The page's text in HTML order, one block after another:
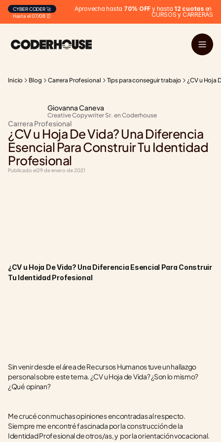
Hasta el 07/08 ⏰
CYBER CODER 🚀 Aprovecha hasta 70% OFF y hasta 12 cuotas en
CURSOS y CARRERAS
Inicio Blog Carrera Profesional Tips para conseguir trabajo ¿CV u Hoja
Giovanna Caneva
Creative Copywriter Sr. en Coderhouse
Carrera Profesional
¿CV u Hoja De Vida? Una Diferencia
Esencial Para Construir Tu Identidad
Profesional
Publicado el29 de enero de 2021
¿CV u Hoja De Vida? Una Diferencia Esencial Para Construir
Tu Identidad Profesional
Sin venir desde el área de Recursos Humanos tuve un hallazgo
personal sobre este tema. ¿CV u Hoja de Vida? ¿Son lo mismo?
¿Qué opinan?
Me crucé con muchas opiniones encontradas al respecto.
Siempre me encontré fascinada por la construcción de la
Identidad Profesional de otros/as, y  por la orientación vocacional.